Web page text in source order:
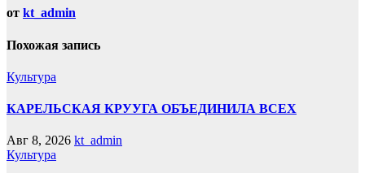
от kt_admin
Похожая запись
Культура
КАРЕЛЬСКАЯ КРУУГА ОБЪЕДИНИЛА ВСЕХ
Авг 8, 2026 kt_admin
Культура